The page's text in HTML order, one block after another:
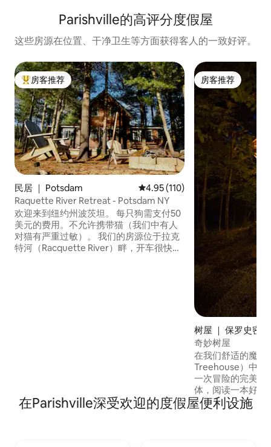
Parishville的高评分度假屋
这些房源在位置、干净卫生等方面获得客人的一致好评。
热门「房客推荐」
房客推荐
民居 ｜ Potsdam 平均评分 4.95 分（满分 5 分），
4.95 (110)
Raquette River Retreat - Potsdam NY
欢迎来到纽约州波茨坦。 每只狗需支付50
美元的费用。不允许携带猫（我们中有人
对猫有严重过敏）。 我们的房源位于拉克
特河（Racquette River）畔，开车很快即
房客推荐
房客推荐
树屋 ｜ 保罗史密
hs)
奇妙树屋
在我们舒适的魔法
Treehouse）中睡
一次冒险的完美基
体，阅读一本好书
森林中的完美之选
以在附近的厨房（
在Parishville深受欢迎的度假屋便利设施